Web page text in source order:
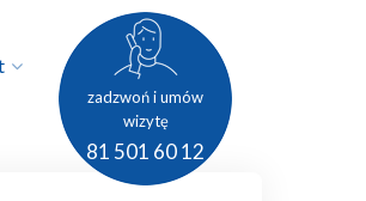
zadzwoń i umów
wizytę
81 501 60 12